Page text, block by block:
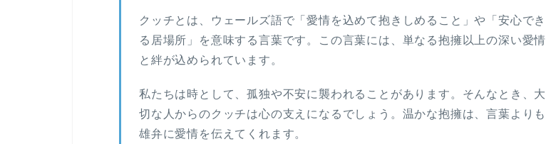
クッチとは、ウェールズ語で「愛情を込めて抱きしめること」や「安心でき
る居場所」を意味する言葉です。この言葉には、単なる抱擁以上の深い愛情
と絆が込められています。
私たちは時として、孤独や不安に襲われることがあります。そんなとき、大
切な人からのクッチは心の支えになるでしょう。温かな抱擁は、言葉よりも
雄弁に愛情を伝えてくれます。